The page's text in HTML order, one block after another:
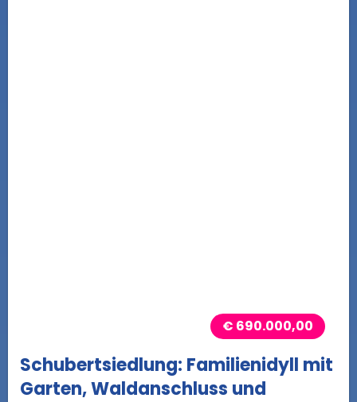
€ 690.000,00
Schubertsiedlung: Familienidyll mit
Garten, Waldanschluss und